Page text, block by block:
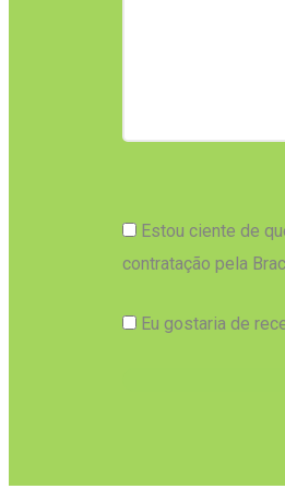
Estou ciente de
contratação pela
Eu gostaria de